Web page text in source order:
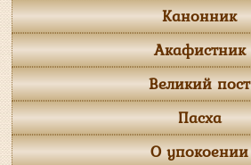
Канонник
Акафистник
Великий пост
Пасха
О упокоении